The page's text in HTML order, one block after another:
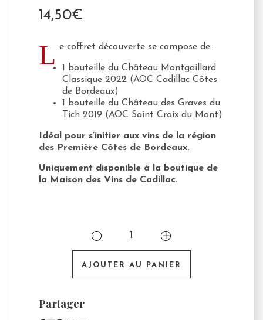
14,50€
L e coffret découverte se compose de :
1 bouteille du Château Montgaillard
Classique 2022 (AOC Cadillac Côtes
de Bordeaux)
1 bouteille du Château des Graves du
Tich 2019 (AOC Saint Croix du Mont)
Idéal pour s’initier aux vins de la région
des Première Côtes de Bordeaux.
Uniquement disponible à la boutique de
la Maison des Vins de Cadillac.
Coffret
découverte
AJOUTER AU PANIER
Partager